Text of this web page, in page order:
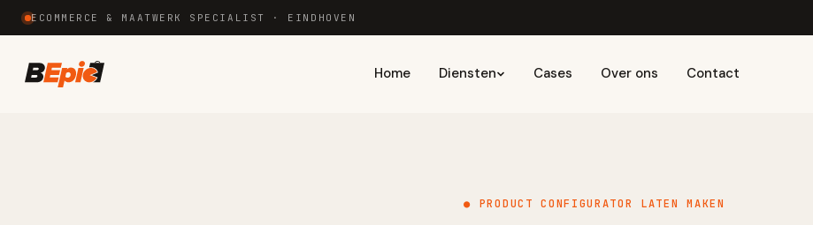
ECOMMERCE & MAATWERK SPECIALIST · EINDHOVEN
Home Diensten Cases Over ons Contact
● PRODUCT CONFIGURATOR LATEN MAKEN